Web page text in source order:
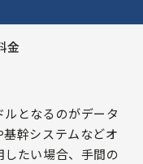
金
となるのがデータ
幹システムなどオ
たい場合、手間の